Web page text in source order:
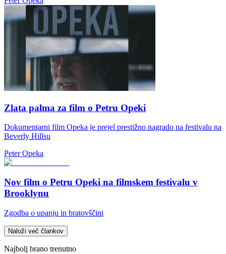
Zlata palma za film o Petru Opeki
Dokumentarni film Opeka je prejel prestižno nagrado na festivalu na
Beverly Hillsu
Peter Opeka
Nov film o Petru Opeki na filmskem festivalu v
Brooklynu
Zgodba o upanju in bratovščini
Naloži več člankov
Najbolj brano trenutno